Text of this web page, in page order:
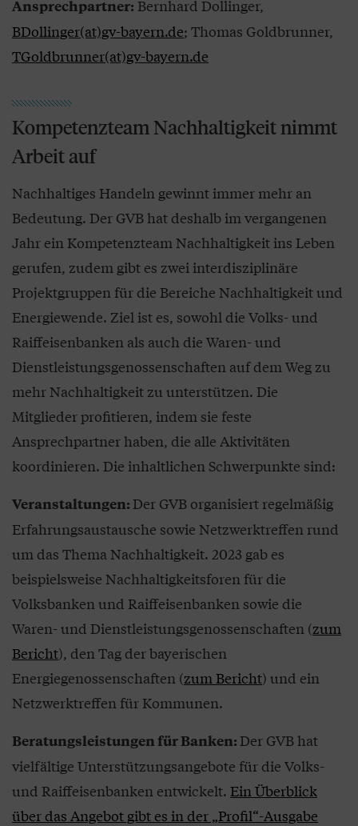
Ansprechpartner: Bernhard Dollinger,
BDollinger(at)gv-bayern.de; Thomas Goldbrunner,
TGoldbrunner(at)gv-bayern.de
Kompetenzteam Nachhaltigkeit nimmt
Arbeit auf
Nachhaltiges Handeln gewinnt immer mehr an
Bedeutung. Der GVB hat deshalb im vergangenen
Jahr ein Kompetenzteam Nachhaltigkeit ins Leben
gerufen, zudem gibt es zwei interdisziplinäre
Projektgruppen für die Bereiche Nachhaltigkeit und
Energiewende. Ziel ist es, sowohl die Volks- und
Raiffeisenbanken als auch die Waren- und
Dienstleistungsgenossenschaften auf dem Weg zu
mehr Nachhaltigkeit zu unterstützen. Die
Mitglieder profitieren, indem sie feste
Ansprechpartner haben, die alle Aktivitäten
koordinieren. Die inhaltlichen Schwerpunkte sind:
Veranstaltungen:Der GVB organisiert regelmäßig
Erfahrungsaustausche sowie Netzwerktreffen rund
um das Thema Nachhaltigkeit. 2023 gab es
beispielsweise Nachhaltigkeitsforen für die
Volksbanken und Raiffeisenbanken sowie die
Waren- und Dienstleistungsgenossenschaften (zum
Bericht), den Tag der bayerischen
Energiegenossenschaften (zum Bericht) und ein
Netzwerktreffen für Kommunen.
Beratungsleistungen für Banken:Der GVB hat
vielfältige Unterstützungsangebote für die Volks-
und Raiffeisenbanken entwickelt. Ein Überblick
über das Angebot gibt es in der „Profil“-Ausgabe